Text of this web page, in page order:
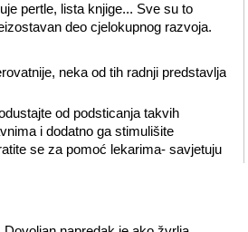
pertle, lista knjige... Sve su to
deo cjelokupnog razvoja.
neka od tih radnji predstavlja
od podsticanja takvih
i dodatno ga stimulišite
se za pomoć lekarima- savjetuju